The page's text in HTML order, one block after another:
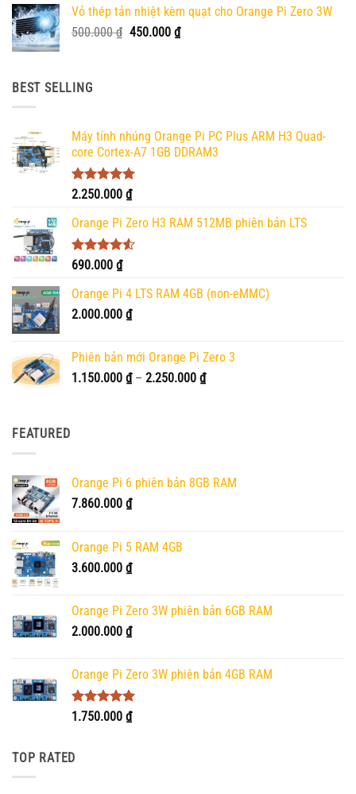
Vỏ thép tản nhiệt kèm quạt cho Orange Pi Zero 3W
500.000₫ Giá
450.000 ₫Giá
BEST SELLING
Máy tính nhúng Orange Pi PC Plus ARM H3 Quad-
core Cortex-A7 1GB DDRAM3
Được xếp
5 sao
2.250.000 ₫
Orange Pi Zero H3 RAM 512MB phiên bản LTS
Được xếp
4.50
5 sao
690.000 ₫
Orange Pi 4 LTS RAM 4GB (non-eMMC)
2.000.000 ₫
Phiên bản mới Orange Pi Zero 3
1.150.000 ₫ – 2.250.000 ₫Khoảng
FEATURED
Orange Pi 6 phiên bản 8GB RAM
7.860.000 ₫
Orange Pi 5 RAM 4GB
3.600.000 ₫
Orange Pi Zero 3W phiên bản 6GB RAM
2.000.000 ₫
Orange Pi Zero 3W phiên bản 4GB RAM
Được xếp
1.750.000 ₫
TOP RATED